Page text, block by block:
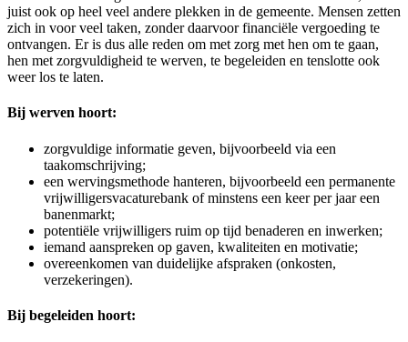
juist ook op heel veel andere plekken in de gemeente. Mensen zetten
zich in voor veel taken, zonder daarvoor financiële vergoeding te
ontvangen. Er is dus alle reden om met zorg met hen om te gaan,
hen met zorgvuldigheid te werven, te begeleiden en tenslotte ook
weer los te laten.
Bij werven hoort:
zorgvuldige informatie geven, bijvoorbeeld via een
taakomschrijving;
een wervingsmethode hanteren, bijvoorbeeld een permanente
vrijwilligersvacaturebank of minstens een keer per jaar een
banenmarkt;
potentiële vrijwilligers ruim op tijd benaderen en inwerken;
iemand aanspreken op gaven, kwaliteiten en motivatie;
overeenkomen van duidelijke afspraken (onkosten,
verzekeringen).
Bij begeleiden hoort: